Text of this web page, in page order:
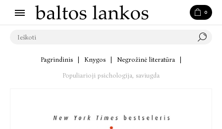
0
Pagrindinis Knygos Negrožinė literatūra
Populiarioji psichologija, saviugda